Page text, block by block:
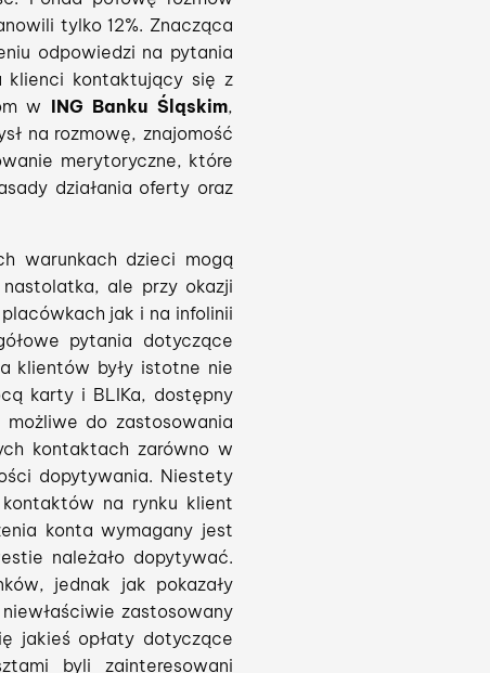
tylko 12%. Znacząca
odpowiedzi na pytania
klienci kontaktujący się z
w ING Banku Śląskim,
na rozmowę, znajomość
merytoryczne, które
działania oferty oraz
warunkach dzieci mogą
ale przy okazji
jak i na infolinii
pytania dotyczące
klientów były istotne nie
karty i BLIKa, dostępny
do zastosowania
kontaktach zarówno w
dopytywania. Niestety
na rynku klient
konta wymagany jest
należało dopytywać.
jednak jak pokazały
zastosowany
jakieś opłaty dotyczące
byli zainteresowani